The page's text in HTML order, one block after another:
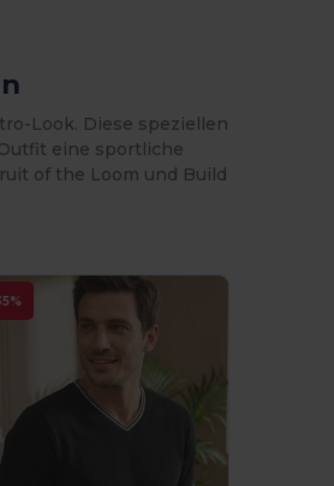
Look. Diese speziellen
eine sportliche
of the Loom und Build